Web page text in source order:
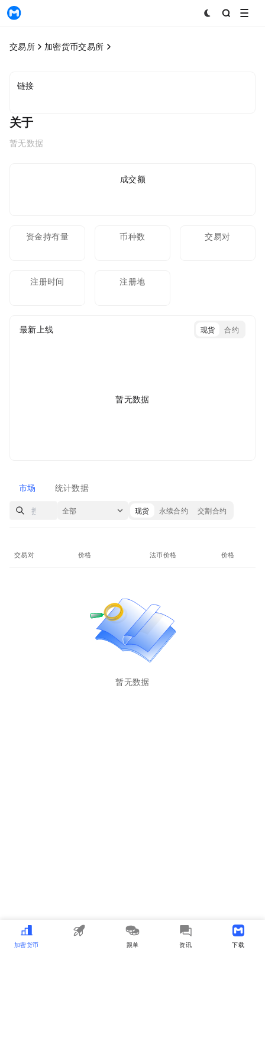
交易所 加密货币交易所
链接
关于
暂无数据
24h成交额
资金持有量 币种数 交易对
注册时间 注册地
最新上线 现货 合约
暂无数据
市场 统计数据
全部 现货 永续合约 交割合约
交易对 价格 法币价格 价格(24%)
暂无数据
加密货币 跟单 资讯 下载APP